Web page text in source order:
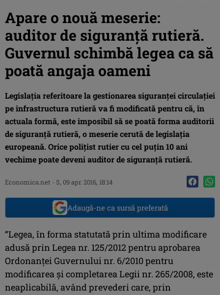
Apare o nouă meserie:
auditor de siguranţă rutieră.
Guvernul schimbă legea ca să
poată angaja oameni
Legislaţia referitoare la gestionarea siguranţei circulaţiei
pe infrastructura rutieră va fi modificată pentru că, în
actuala formă, este imposibil să se poată forma auditorii
de siguranţă rutieră, o meserie cerută de legislaţia
europeană. Orice poliţist rutier cu cel puţin 10 ani
vechime poate deveni auditor de siguranţă rutieră.
Economica.net - S, 09 apr. 2016, 18:14
Adaugă-ne ca sursă preferată
“Legea, în forma statutată prin ultima modificare
adusă prin Legea nr. 125/2012 pentru aprobarea
Ordonanței Guvernului nr. 6/2010 pentru
modificarea și completarea Legii nr. 265/2008, este
neaplicabilă, având prevederi care, prin